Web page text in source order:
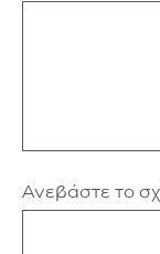
Ανεβάστε το